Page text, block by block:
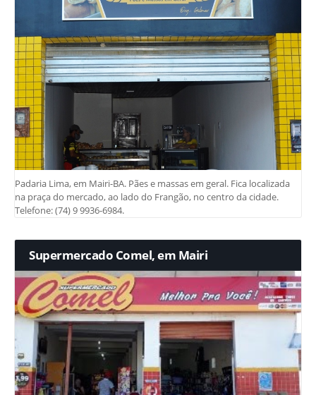
Padaria Lima, em Mairi-BA. Pães e massas em geral. Fica localizada
na praça do mercado, ao lado do Frangão, no centro da cidade.
Telefone: (74) 9 9936-6984.
Supermercado Comel, em Mairi